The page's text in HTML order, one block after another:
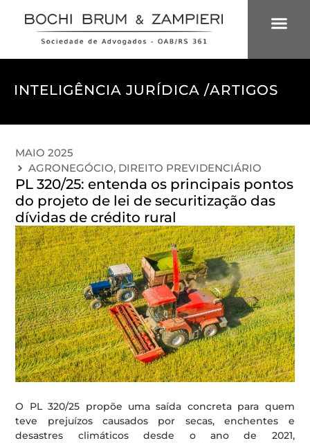
INTELIGÊNCIA JURÍDICA /ARTIGOS
MAIO 2025
AGRONEGÓCIO, DIREITO PREVIDENCIÁRIO
PL 320/25: entenda os principais pontos
do projeto de lei de securitização das
dívidas de crédito rural
O PL 320/25 propõe uma saída concreta para quem
teve prejuízos causados por secas, enchentes e
desastres climáticos desde o ano de 2021,